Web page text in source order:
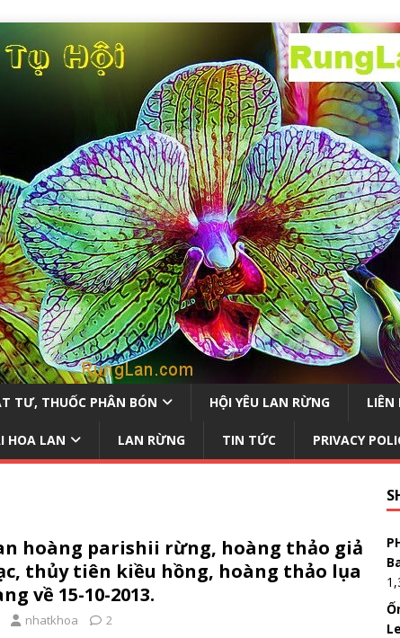
TƯ, THUỐC PHÂN BÓN HỘI YÊU LAN RỪNG LIÊN
HOA LAN LAN RỪNG TIN TỨC PRIVACY
hoàng parishii rừng, hoàng thảo giả
thủy tiên kiều hồng, hoàng thảo lụa
về 15-10-2013.
nhatkhoa 2